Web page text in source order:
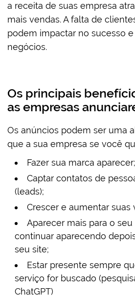
a receita de suas empresa
mais vendas. A falta de
podem impactar no sucesso
negócios.
Os principais
as empresas
Os anúncios podem ser uma
que a sua empresa se você
Fazer sua marca aparecer;
Captar contatos de
(leads);
Crescer e aumentar suas
Aparecer mais para o
continuar aparecendo
seu site;
Estar presente sempre
serviço for buscado
ChatGPT)